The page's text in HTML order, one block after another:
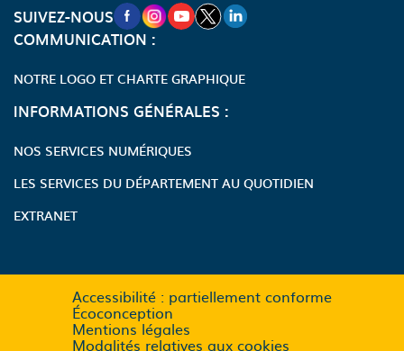
SUIVEZ-NOUSNOUVELLE FENÊTRE VERS LA PAGE
NOUVELLE FENÊTRE VERS LA
NOUVELLE FENÊTRE VERS LA
NOUVELLE FENÊTRE VERS
NOUVELLE FENÊTRE
COMMUNICATION :
NOTRE LOGO ET CHARTE GRAPHIQUE
INFORMATIONS GÉNÉRALES :
NOS SERVICES NUMÉRIQUES
LES SERVICES DU DÉPARTEMENT AU QUOTIDIEN
EXTRANET
Accessibilité : partiellement conforme
Écoconception
Mentions légales
Modalités relatives aux cookies